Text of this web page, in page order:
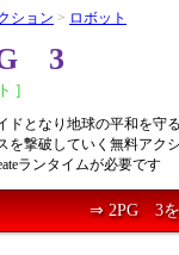
ション > ロボット
3
]
ドとなり地球の平和を守
を撃破していく無料アク
ランタイムが必要です
⇒ 2PG 3を